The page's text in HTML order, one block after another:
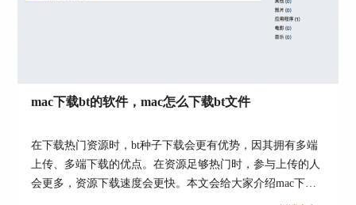
图5：种子库资源
mac下载bt的软件，mac怎么下载bt文件
在下载热门资源时，bt种子下载会更有优势，因其拥有多端
上传、多端下载的优点。在资源足够热门时，参与上传的人
会更多，资源下载速度会更快。本文会给大家介绍mac下载
bt的软件，以及mac怎么下载bt文件。想使用bt下载器的小伙